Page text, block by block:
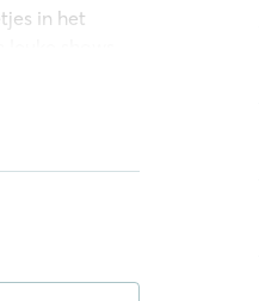
in het
kun je